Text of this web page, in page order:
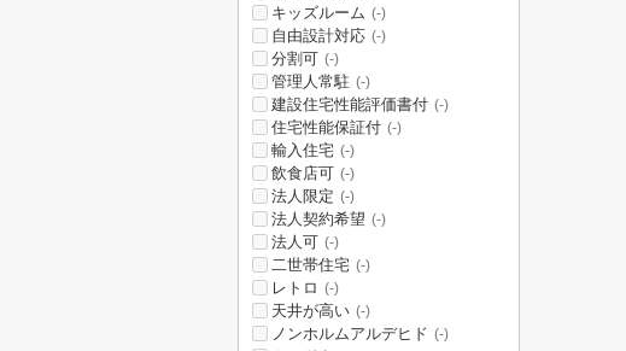
キッズルーム (-)
自由設計対応 (-)
分割可 (-)
管理人常駐 (-)
建設住宅性能評価書付 (-)
住宅性能保証付 (-)
輸入住宅 (-)
飲食店可 (-)
法人限定 (-)
法人契約希望 (-)
法人可 (-)
二世帯住宅 (-)
レトロ (-)
天井が高い (-)
ノンホルムアルデヒド (-)